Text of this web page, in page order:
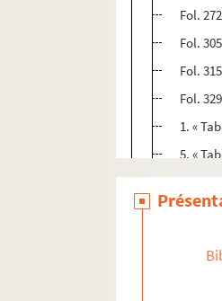
Fol.
Fol.
Fol.
Fol.
1. «
5. «
7 v°.
9 v° -
11.
33.
47.